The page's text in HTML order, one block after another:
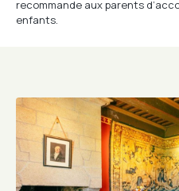
recommande aux parents
enfants.